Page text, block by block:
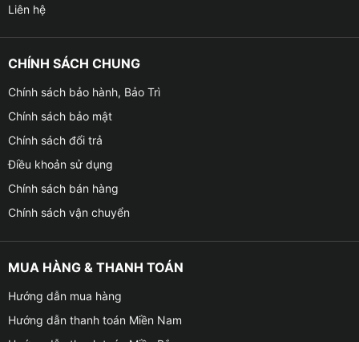
Liên hệ
CHÍNH SÁCH CHUNG
Chính sách bảo hành, Bảo Trì
Chính sách bảo mật
Chính sách đổi trả
Điều khoản sử dụng
Chính sách bán hàng
Chính sách vận chuyển
MUA HÀNG & THANH TOÁN
Hướng dẫn mua hàng
Hướng dẫn thanh toán Miền Nam